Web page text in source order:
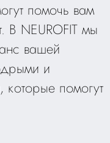
помочь вам
В NEUROFIT мы
вашей
и
которые помогут